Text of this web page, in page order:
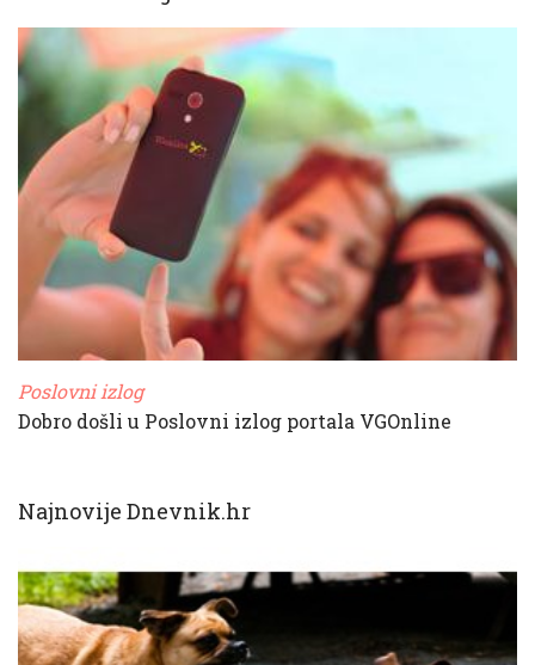
Poslovni izlog
Dobro došli u Poslovni izlog portala VGOnline
Najnovije Dnevnik.hr